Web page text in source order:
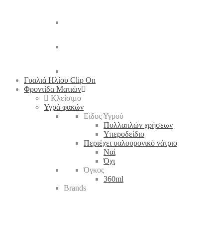
Γυαλιά Ηλίου Clip On
Φροντίδα Ματιών
Κλείσιμο
Υγρά φακών
Είδος Υγρού
Πολλαπλών χρήσεων
Υπεροδείδιο
Περιέχει υαλουρονικό νάτριο
Ναί
Όχι
Όγκος
360ml
Brands